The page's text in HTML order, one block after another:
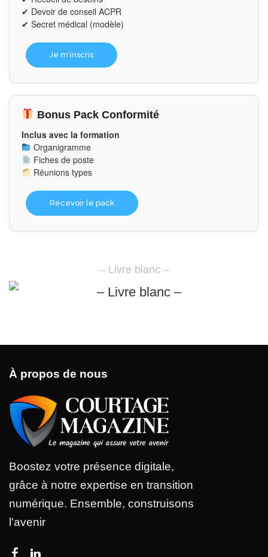
✔ Devoir de conseil ACPR
✔ Secret médical (modèle)
Je m'inscris
Bonus Pack Conformité
Inclus avec la formation
Organigramme
Fiches de poste
Réunions types
Recevoir le pack
– Livre blanc –
À propos de nous
Boostez votre présence digitale,
grâce à notre expertise en transition
numérique. Ensemble, construisons
l'avenir